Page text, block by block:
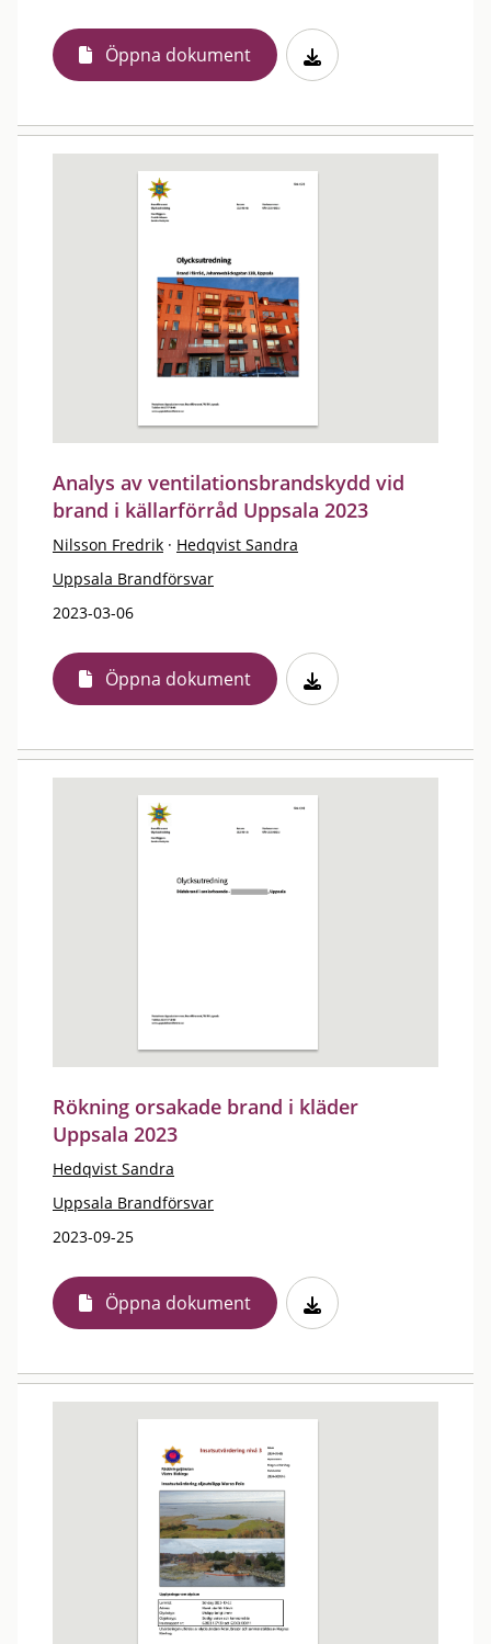
Öppna dokument
Analys av ventilationsbrandskydd vid
brand i källarförråd Uppsala 2023
Nilsson Fredrik · Hedqvist Sandra
Uppsala Brandförsvar
2023-03-06
Öppna dokument
Rökning orsakade brand i kläder
Uppsala 2023
Hedqvist Sandra
Uppsala Brandförsvar
2023-09-25
Öppna dokument